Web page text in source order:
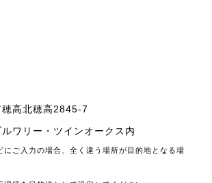
高北穂高2845-7
ワリー・ツインオークス内
にご入力の場合、全く違う場所が目的地となる場